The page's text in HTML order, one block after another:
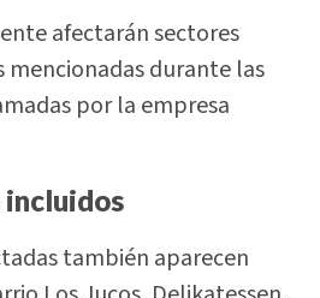
afectarán sectores
mencionadas durante las
por la empresa
también aparecen